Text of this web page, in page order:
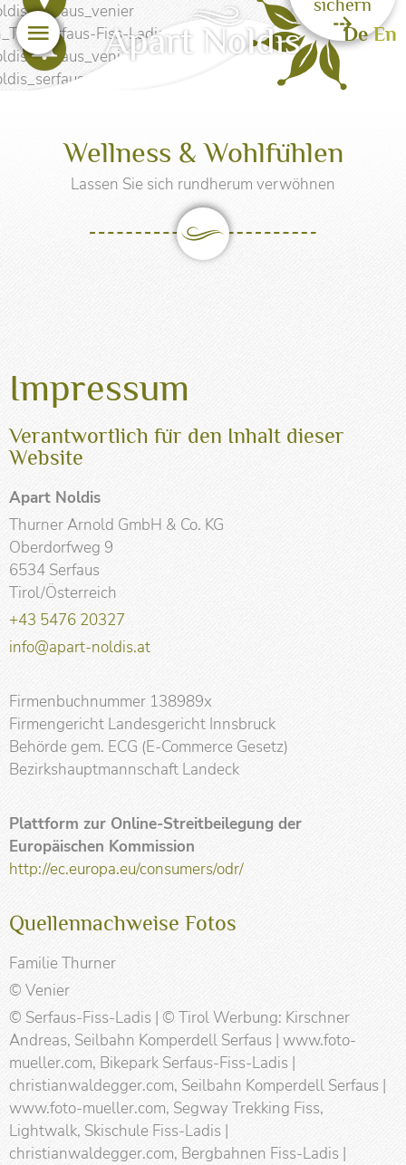
Menü De En
Sicher urlauben
sichern
Wellness & Wohlfühlen
Lassen Sie sich rundherum verwöhnen
Impressum
Verantwortlich für den Inhalt dieser
Website
Apart Noldis
Thurner Arnold GmbH & Co. KG
Oberdorfweg 9
6534 Serfaus
Tirol/Österreich
+43 5476 20327
info@apart-noldis.at
Firmenbuchnummer 138989x
Firmengericht Landesgericht Innsbruck
Behörde gem. ECG (E-Commerce Gesetz)
Bezirkshauptmannschaft Landeck
Plattform zur Online-Streitbeilegung der
Europäischen Kommission
http://ec.europa.eu/consumers/odr/
Quellennachweise Fotos
Familie Thurner
© Venier
© Serfaus-Fiss-Ladis | © Tirol Werbung: Kirschner
Andreas, Seilbahn Komperdell Serfaus | www.foto-
mueller.com, Bikepark Serfaus-Fiss-Ladis |
christianwaldegger.com, Seilbahn Komperdell Serfaus |
www.foto-mueller.com, Segway Trekking Fiss,
Lightwalk, Skischule Fiss-Ladis |
christianwaldegger.com, Bergbahnen Fiss-Ladis |